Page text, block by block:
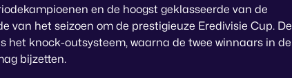
en de hoogst geklasseerde van de
van het seizoen om de prestigieuze Eredivisie Cup. De
het knock-outsysteem, waarna de twee winnaars in de
bijzetten.